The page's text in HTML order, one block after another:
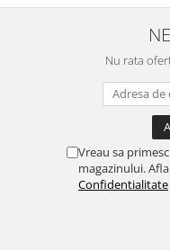
Nu rata
Vreau sa
magazinului.
Confidentialitate